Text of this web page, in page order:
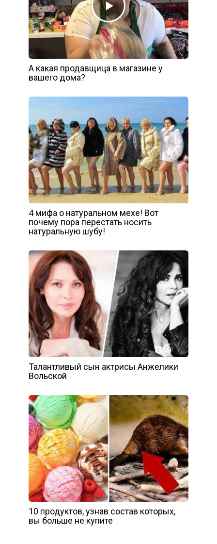
А какая продавщица в магазине у
вашего дома?
4 мифа о натуральном мехе! Вот
почему пора перестать носить
натуральную шубу!
Талантливый сын актрисы Анжелики
Вольской
10 продуктов, узнав состав которых,
вы больше не купите